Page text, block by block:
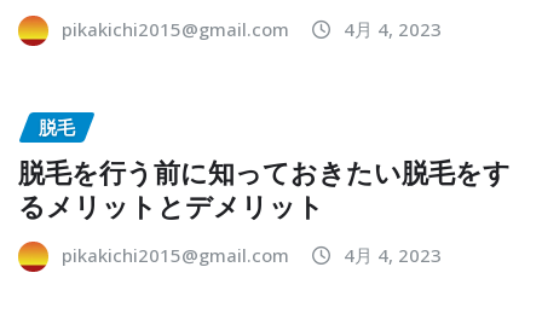
pikakichi2015@gmail.com 4月 4, 2023
脱毛
脱毛を行う前に知っておきたい脱毛をす
るメリットとデメリット
pikakichi2015@gmail.com 4月 4, 2023